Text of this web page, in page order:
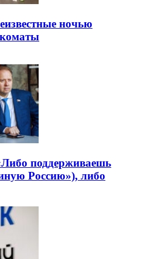
ночью
поддерживаешь
Россию»), либо